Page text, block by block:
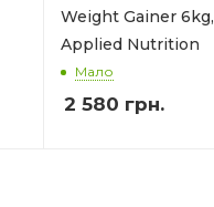
Weight Gainer 6kg,
Applied Nutrition
Мало
2 580 грн.